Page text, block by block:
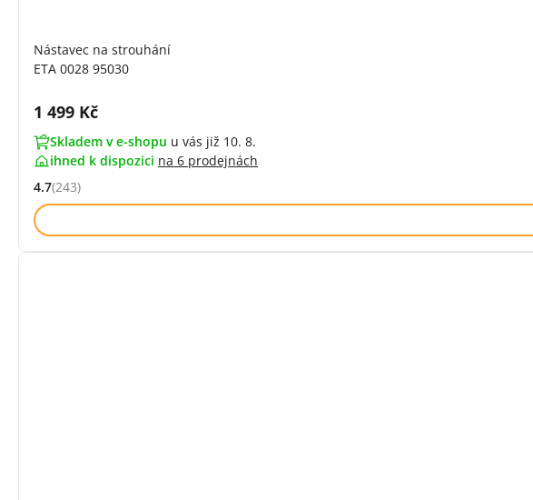
Nástavec na strouhání
ETA 0028 95030
Cena s DPH:
1 499 Kč
Skladem v e-shopu u vás již 10. 8.
ihned k dispozici na 6 prodejnách
Hodnocení: 4.7 z 5 (243 recenzí)
4.7(243)